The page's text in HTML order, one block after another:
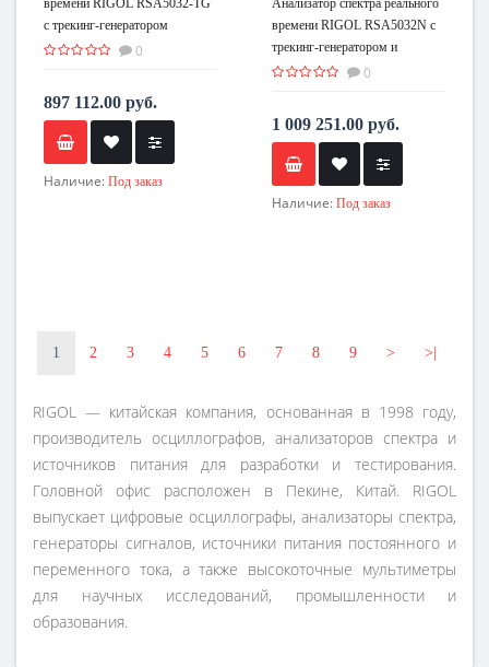
с трекинг-генератором
0
897 112.00 руб.
Наличие: Под заказ
времени RIGOL RSA5032N с
трекинг-генератором и
векторным анализатором цепей
0
1 009 251.00 руб.
Наличие: Под заказ
1 2 3 4 5 6 7 8 9 > >|
RIGOL — китайская компания, основанная в 1998 году,
производитель осциллографов, анализаторов спектра и
источников питания для разработки и тестирования.
Головной офис расположен в Пекине, Китай. RIGOL
выпускает цифровые осциллографы, анализаторы спектра,
генераторы сигналов, источники питания постоянного и
переменного тока, а также высокоточные мультиметры
для научных исследований, промышленности и
образования.